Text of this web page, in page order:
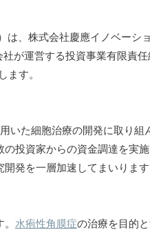
は、株式会社慶應イノベーショ
が運営する投資事業有限責任
ます。
いた細胞治療の開発に取り組
投資家からの資金調達を実
発を一層加速してまいります
水疱性角膜症の治療を目的